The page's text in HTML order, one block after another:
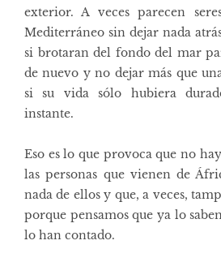
exterior. A veces parecen
Mediterráneo sin dejar nada
si brotaran del fondo del mar
de nuevo y no dejar más que
si su vida sólo hubiera
instante.
Eso es lo que provoca que no
las personas que vienen de
nada de ellos y que, a veces,
porque pensamos que ya lo
lo han contado.